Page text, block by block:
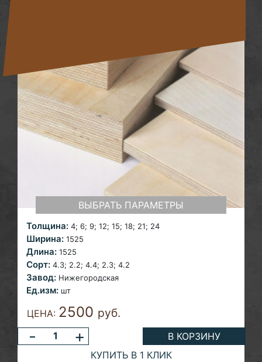
ВЫБРАТЬ ПАРАМЕТРЫ
Толщина: 4; 6; 9; 12; 15; 18; 21; 24
Ширина: 1525
Длина: 1525
Сорт: 4.3; 2.2; 4.4; 2.3; 4.2
Завод: Нижегородская
Ед.изм: шт
ЦЕНА: 2500 руб.
- +
В КОРЗИНУ
КУПИТЬ В 1 КЛИК